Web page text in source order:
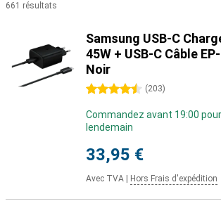
661 résultats
Samsung USB-C
45W + USB-C Câble
Noir
4.5 étoiles (203)
Commandez avant 19:00
lendemain
33,95 €
Avec TVA Hors Frais d'expédition